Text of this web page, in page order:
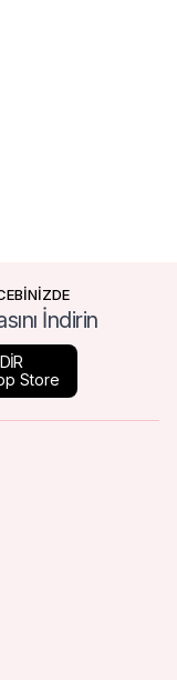
İndirin
Store